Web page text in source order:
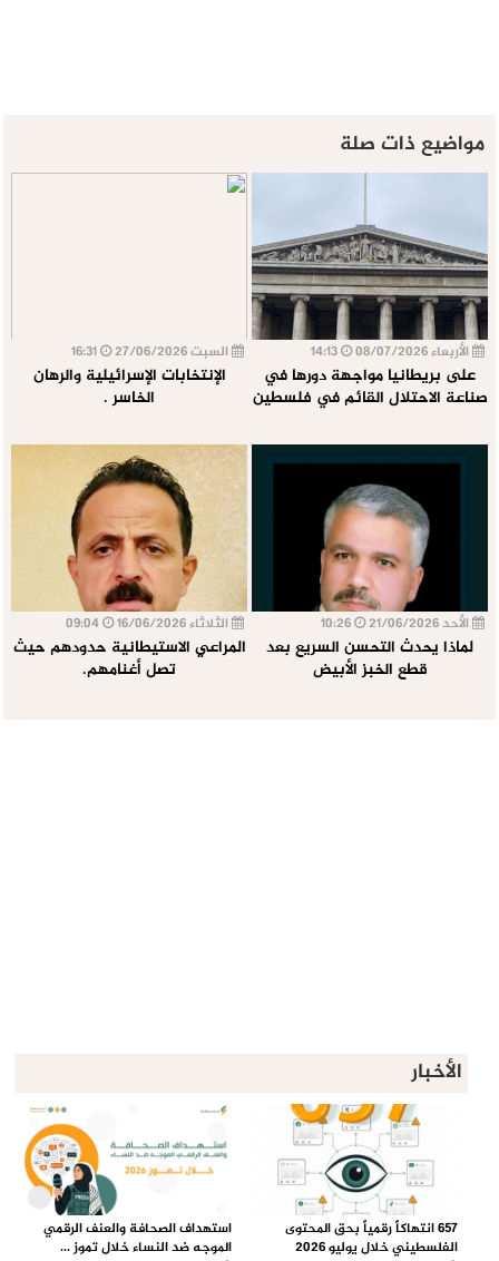
مواضيع ذات صلة
الأربعاء 08/07/2026
على بريطانيا مواجهة دورها في
صناعة الاحتلال القائم في فلسطين
السبت 27/06/2026
الإنتخابات الإسرائيلية والرهان
الخاسر .
الأحد 21/06/2026
لماذا يحدث التحسن السريع بعد
قطع الخبز الأبيض
الثلاثاء 16/06/2026
المراعي الاستيطانية حدودهم حيث
تصل أغنامهم.
الأخبار
657 انتهاكاً رقمياً بحق المحتوى
الفلسطيني خلال يوليو 2026
استهداف الصحافة والعنف الرقمي
الموجه ضد النساء خلال تموز ...